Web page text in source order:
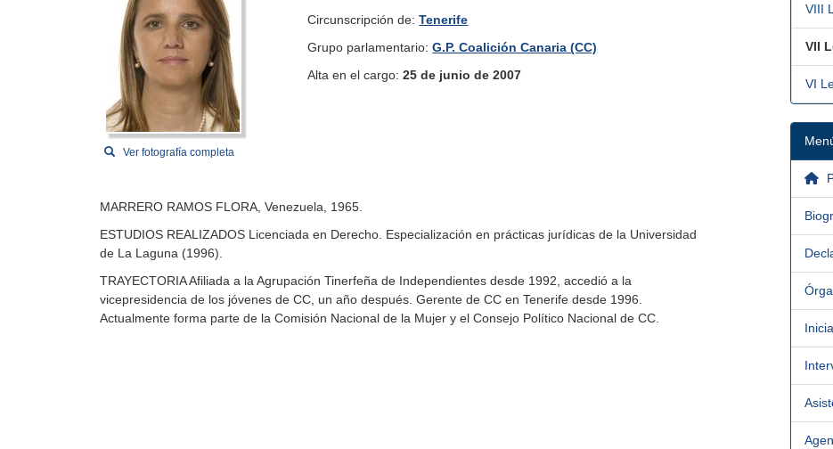
Ver fotografía completa
Circunscripción de:Tenerife
Grupo parlamentario:G.P. Coalición Canaria (CC)
Alta en el cargo:25 de junio de 2007
MARRERO RAMOS FLORA, Venezuela, 1965.
ESTUDIOS REALIZADOS Licenciada en Derecho. Especialización en prácticas jurídicas de la Universidad
de La Laguna (1996).
TRAYECTORIA Afiliada a la Agrupación Tinerfeña de Independientes desde 1992, accedió a la
vicepresidencia de los jóvenes de CC, un año después. Gerente de CC en Tenerife desde 1996.
Actualmente forma parte de la Comisión Nacional de la Mujer y el Consejo Político Nacional de CC.
VIII
VII
VI